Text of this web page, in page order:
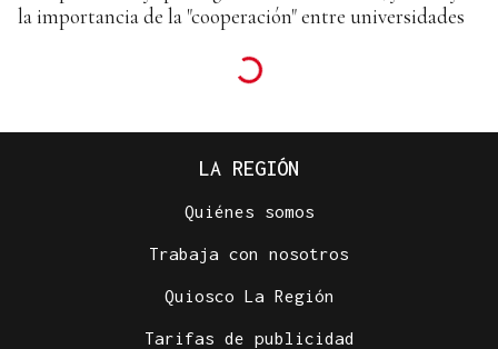
la importancia de la "cooperación" entre universidades
LA REGIÓN
Quiénes somos
Trabaja con nosotros
Quiosco La Región
Tarifas de publicidad